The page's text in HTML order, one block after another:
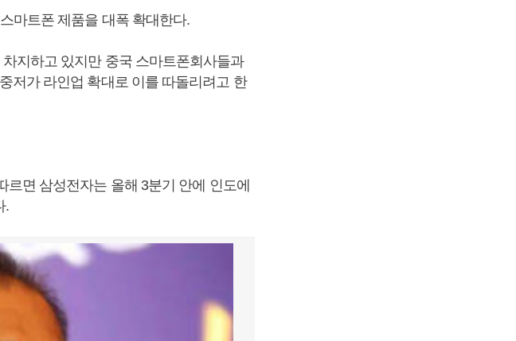
마트폰 제품을 대폭 확대한다.
지하고 있지만 중국 스마트폰회사들과
저가 라인업 확대로 이를 따돌리려고 한
면 삼성전자는 올해 3분기 안에 인도에
.